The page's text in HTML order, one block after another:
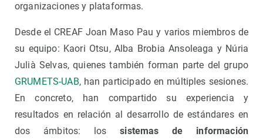
organizaciones y plataformas.
Desde el CREAF Joan Maso Pau y varios miembros de
su equipo: Kaori Otsu, Alba Brobia Ansoleaga y Núria
Julià Selvas, quienes también forman parte del grupo
GRUMETS-UAB, han participado en múltiples sesiones.
En concreto, han compartido su experiencia y
resultados en relación al desarrollo de estándares en
dos ámbitos: lossistemas de información